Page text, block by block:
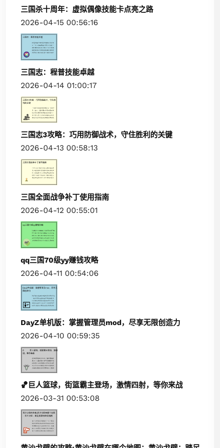
三国杀十周年：虚拟偶像技能卡点亮之路
2026-04-15 00:56:16
三国志：程普技能卓越
2026-04-14 01:00:17
三国志3攻略：巧用防御战术，守住胜利的关键
2026-04-13 00:58:13
三国全面战争补丁使用指南
2026-04-12 00:55:01
qq三国70级yy赚钱攻略
2026-04-11 00:54:06
DayZ单机版：掌握管理员mod，尽享无限创造力
2026-04-10 00:59:35
🏀巨人篮球，街篮霸主登场，激情四射，等你来战
2026-03-31 00:53:08